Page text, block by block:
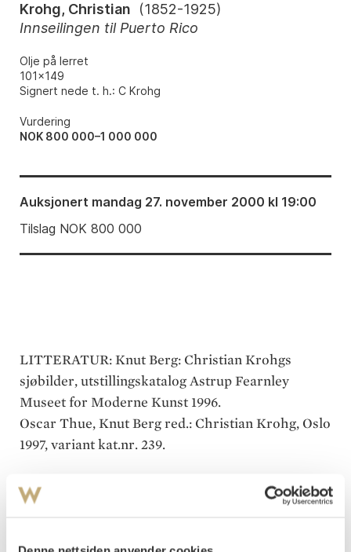
Krohg, Christian (1852-1925)
Innseilingen til Puerto Rico
Olje på lerret
101x149
Signert nede t. h.: C Krohg
Vurdering
NOK 800 000–1 000 000
Auksjonert mandag 27. november 2000 kl 19:00
Tilslag NOK 800 000
LITTERATUR: Knut Berg: Christian Krohgs
sjøbilder, utstillingskatalog Astrup Fearnley
Museet for Moderne Kunst 1996.
Oscar Thue, Knut Berg red.: Christian Krohg, Oslo
1997, variant kat.nr. 239.
Ingen annen maler i norsk kunst har som Krohg
maktet å skildre sjømannens liv, både ombord og
sjømannens slit og det hårdføre, ofte farefulle liv